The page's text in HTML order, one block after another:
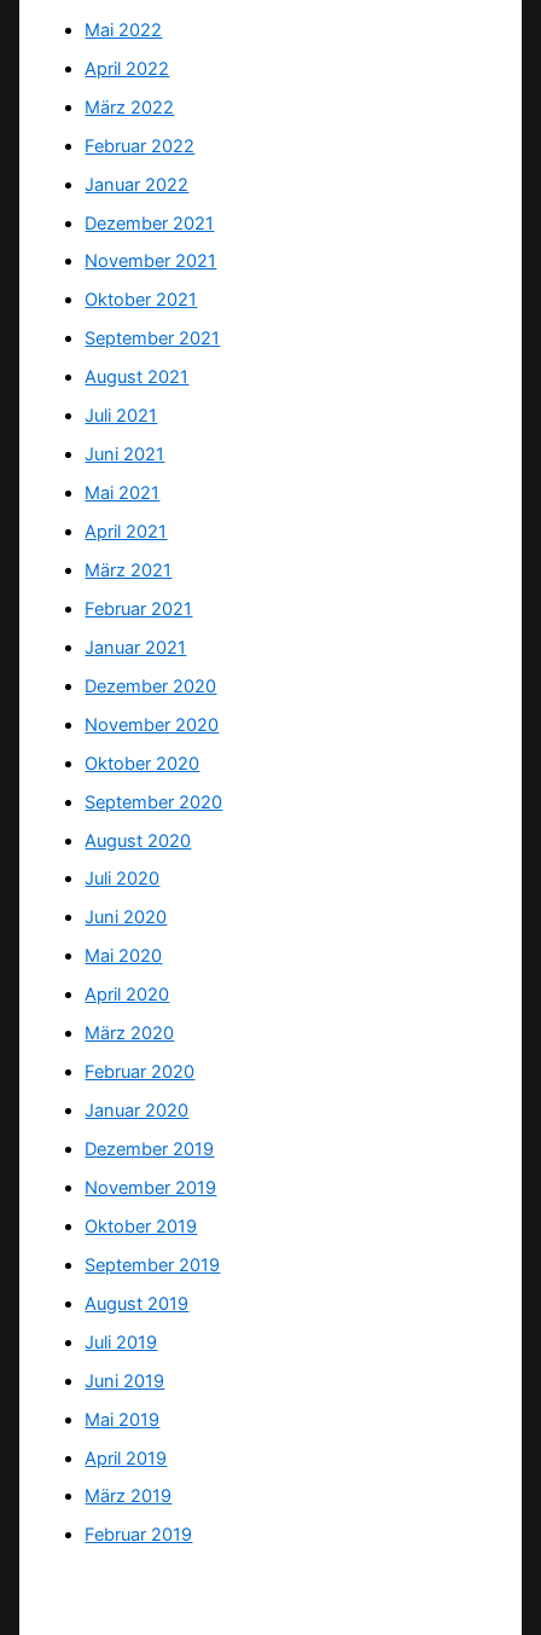
Mai 2022
April 2022
März 2022
Februar 2022
Januar 2022
Dezember 2021
November 2021
Oktober 2021
September 2021
August 2021
Juli 2021
Juni 2021
Mai 2021
April 2021
März 2021
Februar 2021
Januar 2021
Dezember 2020
November 2020
Oktober 2020
September 2020
August 2020
Juli 2020
Juni 2020
Mai 2020
April 2020
März 2020
Februar 2020
Januar 2020
Dezember 2019
November 2019
Oktober 2019
September 2019
August 2019
Juli 2019
Juni 2019
Mai 2019
April 2019
März 2019
Februar 2019